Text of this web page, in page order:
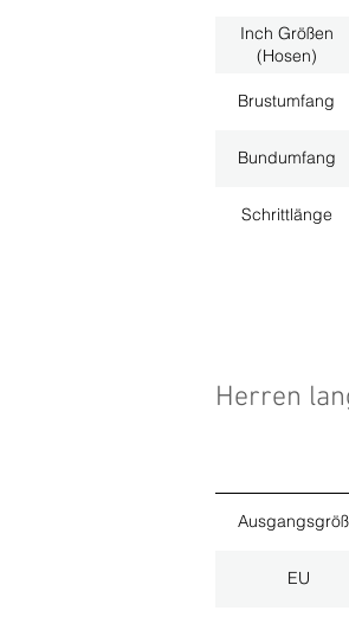
Inch Größen
(Hosen)
Brustumfang
Bundumfang
Schrittlänge
Herren
EU